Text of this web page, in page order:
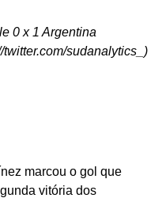
0 x 1 Argentina
twitter.com/sudanalytics_ )
marcou o gol que
vitória dos